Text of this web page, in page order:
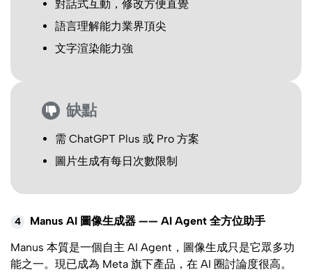
對話式互動，修改方便直覺
語言理解能力業界頂尖
文字渲染能力強
缺點
需 ChatGPT Plus 或 Pro 方案
圖片生成有每日次數限制
4
Manus AI 圖像生成器 —— AI Agent 全方位助手
Manus 本質是一個自主 AI Agent，圖像生成只是它眾多功
能之一。現已成為 Meta 旗下產品，在 AI 圈討論度很高。